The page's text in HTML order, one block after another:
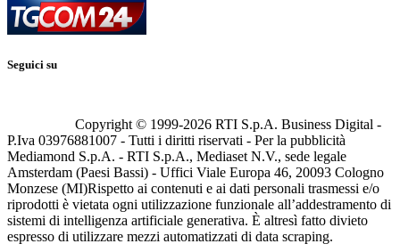
Seguici su
Copyright © 1999-2026 RTI S.p.A. Business Digital -
P.Iva 03976881007 - Tutti i diritti riservati - Per la pubblicità
Mediamond S.p.A. - RTI S.p.A., Mediaset N.V., sede legale
Amsterdam (Paesi Bassi) - Uffici Viale Europa 46, 20093 Cologno
Monzese (MI)Rispetto ai contenuti e ai dati personali trasmessi e/o
riprodotti è vietata ogni utilizzazione funzionale all’addestramento di
sistemi di intelligenza artificiale generativa. È altresì fatto divieto
espresso di utilizzare mezzi automatizzati di data scraping.